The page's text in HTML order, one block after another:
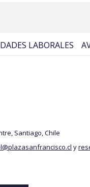
LABORALES
Santiago, ​Chile
y